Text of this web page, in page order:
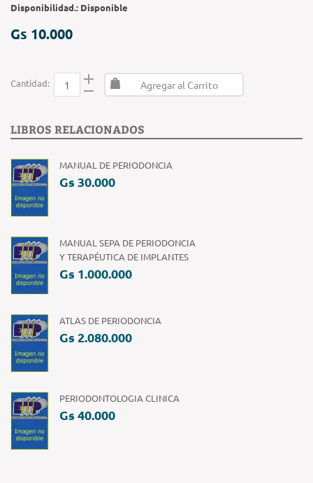
Disponibilidad.: Disponible
Gs 10.000
Cantidad: Agregar al Carrito
LIBROS RELACIONADOS
MANUAL DE PERIODONCIA
Gs 30.000
MANUAL SEPA DE PERIODONCIA
Y TERAPÉUTICA DE IMPLANTES
Gs 1.000.000
ATLAS DE PERIODONCIA
Gs 2.080.000
PERIODONTOLOGIA CLINICA
Gs 40.000